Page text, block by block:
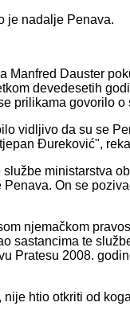
je nadalje Penava.
Dauster
devedesetih
prilikama govorilo
vidljivo da su se
Đureković",
ministarstva
On se
njemačkom
sastancima te
Pratesu 2008.
htio otkriti od